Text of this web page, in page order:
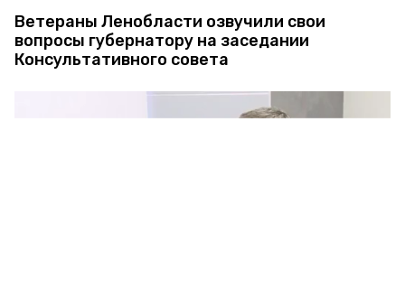
Ветераны Ленобласти озвучили свои
вопросы губернатору на заседании
Консультативного совета